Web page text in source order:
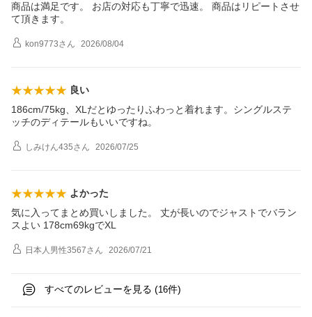
商品は満足です。 お店の対応も丁寧で迅速。 商品はリピートさせ
て頂きます。
kon9773さん 2026/08/04
良い
186cm/75kg、XLだとゆったりふわっと着れます。シングルステ
ッチのディテールもいいですね。
しみけん435さん 2026/07/25
よかった
気に入ってまとめ買いしました。 丈が長いのでジャストでバラン
スよい 178cm69kgでXL
日本人男性3567さん 2026/07/21
すべてのレビューを見る (16件)